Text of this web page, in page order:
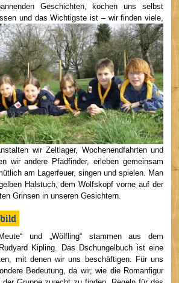
Geschichten, kochen uns selbst
und das Wichtigste ist – wir finden viele,
wir Zeltlager, Wochenendfahrten und
wir andere Pfadfinder, erleben gemeinsam
am Lagerfeuer, singen und spielen. Man
Halstuch, dem Wolfskopf vorne auf der
Grinsen in unseren Gesichtern.
und „Wölfling“ stammen aus dem
Kipling. Das Dschungelbuch ist eine
mit denen wir uns beschäftigen. Für uns
Bedeutung, da wir, wie die Romanfigur